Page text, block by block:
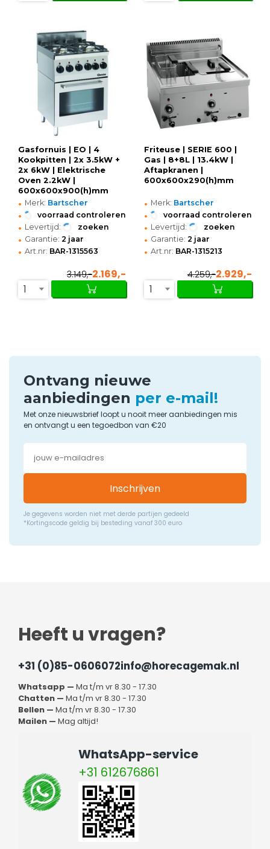
Gasfornuis | EO | 4
Kookpitten | 2x 3.5kW +
2x 6kW | Elektrische
Oven 2.2kW |
600x600x900(h)mm
• Merk: Bartscher
• voorraad controleren
• Levertijd: zoeken
• Garantie: 2 jaar
• Art.nr: BAR-1315563
3.149,-2.169,-
1
Friteuse | SERIE 600 |
Gas | 8+8L | 13.4kW |
Aftapkranen |
600x600x290(h)mm
• Merk: Bartscher
• voorraad controleren
• Levertijd: zoeken
• Garantie: 2 jaar
• Art.nr: BAR-1315213
4.259,-2.929,-
1
Ontvang nieuwe
aanbiedingen per e-mail!
Met onze nieuwsbrief loopt u nooit meer aanbiedingen mis
en ontvangt u een tegoedbon van €20
Inschrijven
Je gegevens worden niet met derde partijen gedeeld
*Kortingscode geldig bij besteding vanaf 300 euro
Heeft u vragen?
+31 (0)85-0606072info@horecagemak.nl
Whatsapp — Ma t/m vr 8.30 - 17.30
Chatten — Ma t/m vr 8.30 - 17.30
Bellen — Ma t/m vr 8.30 - 17.30
Mailen — Mag altijd!
WhatsApp-service
+31 612676861